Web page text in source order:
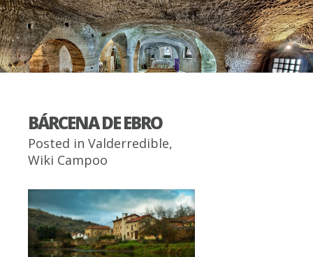
BÁRCENA DE EBRO
Posted in Valderredible,
Wiki Campoo